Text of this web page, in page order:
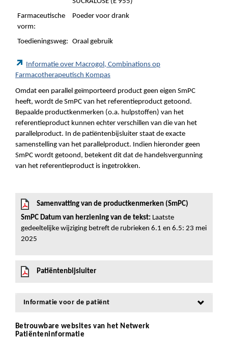
Farmaceutische
vorm:
Poeder voor drank
Toedieningsweg: Oraal gebruik
Informatie over Macrogol, Combinations op
Farmacotherapeutisch Kompas
Omdat een parallel geïmporteerd product geen eigen SmPC
heeft, wordt de SmPC van het referentieproduct getoond.
Bepaalde productkenmerken (o.a. hulpstoffen) van het
referentieproduct kunnen echter verschillen van die van het
parallelproduct. In de patiëntenbijsluiter staat de exacte
samenstelling van het parallelproduct. Indien hieronder geen
SmPC wordt getoond, betekent dit dat de handelsvergunning
van het referentieproduct is ingetrokken.
Samenvatting van de productkenmerken (SmPC)
SmPC Datum van herziening van de tekst: Laatste
gedeeltelijke wijziging betreft de rubrieken 6.1 en 6.5: 23 mei
2025
Patiëntenbijsluiter
Informatie voor de patiënt
Betrouwbare websites van het Netwerk
Patiënteninformatie